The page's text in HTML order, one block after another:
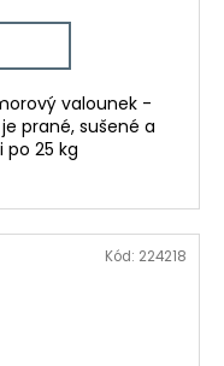
valounek -
prané, sušené a
po 25 kg
Kód: 224218